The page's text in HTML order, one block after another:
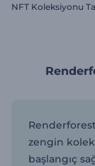
NFT Koleksiyonu
zengin
başlangıç